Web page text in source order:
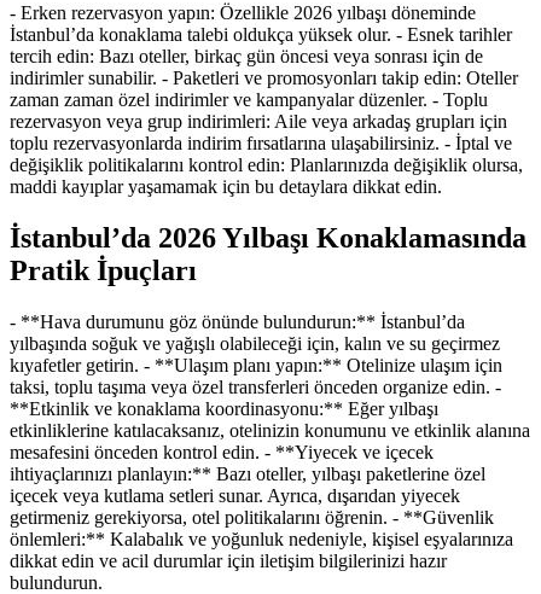
- Erken rezervasyon yapın: Özellikle 2026 yılbaşı döneminde
İstanbul’da konaklama talebi oldukça yüksek olur. - Esnek tarihler
tercih edin: Bazı oteller, birkaç gün öncesi veya sonrası için de
indirimler sunabilir. - Paketleri ve promosyonları takip edin: Oteller
zaman zaman özel indirimler ve kampanyalar düzenler. - Toplu
rezervasyon veya grup indirimleri: Aile veya arkadaş grupları için
toplu rezervasyonlarda indirim fırsatlarına ulaşabilirsiniz. - İptal ve
değişiklik politikalarını kontrol edin: Planlarınızda değişiklik olursa,
maddi kayıplar yaşamamak için bu detaylara dikkat edin.
İstanbul’da 2026 Yılbaşı Konaklamasında
Pratik İpuçları
- **Hava durumunu göz önünde bulundurun:** İstanbul’da
yılbaşında soğuk ve yağışlı olabileceği için, kalın ve su geçirmez
kıyafetler getirin. - **Ulaşım planı yapın:** Otelinize ulaşım için
taksi, toplu taşıma veya özel transferleri önceden organize edin. -
**Etkinlik ve konaklama koordinasyonu:** Eğer yılbaşı
etkinliklerine katılacaksanız, otelinizin konumunu ve etkinlik alanına
mesafesini önceden kontrol edin. - **Yiyecek ve içecek
ihtiyaçlarınızı planlayın:** Bazı oteller, yılbaşı paketlerine özel
içecek veya kutlama setleri sunar. Ayrıca, dışarıdan yiyecek
getirmeniz gerekiyorsa, otel politikalarını öğrenin. - **Güvenlik
önlemleri:** Kalabalık ve yoğunluk nedeniyle, kişisel eşyalarınıza
dikkat edin ve acil durumlar için iletişim bilgilerinizi hazır
bulundurun.